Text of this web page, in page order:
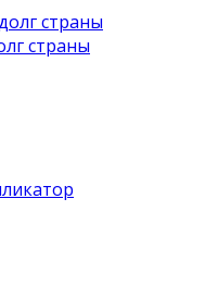
страны
страны